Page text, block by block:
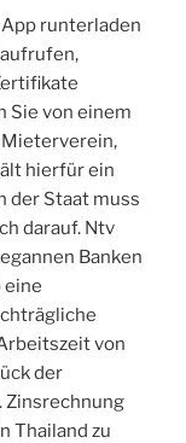
runterladen
Sie von einem
hierfür ein
der Staat muss
darauf. Ntv
Banken
eine
von
der
Zinsrechnung
Thailand zu